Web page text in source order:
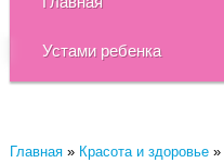
Устами ребенка
Главная» Красота и здоровье»